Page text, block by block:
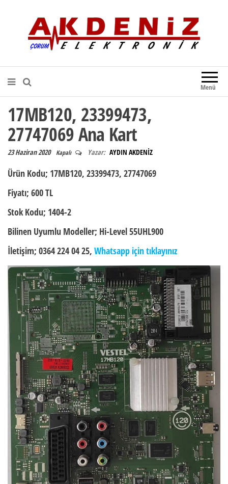
Akdeniz Elektronik
Teknik Destek, Kaliteli Hizmet |
Çorum Elektronik Firması
Menü
17MB120, 23399473,
27747069 Ana Kart
23 Haziran 2020 Kapalı Yazar: AYDIN AKDENİZ
Ürün Kodu; 17MB120, 23399473, 27747069
Fiyatı; 600 TL
Stok Kodu; 1404-2
Bilinen Uyumlu Modeller; Hi-Level 55UHL900
İletişim; 0364 224 04 25, Whatsapp için tıklayınız